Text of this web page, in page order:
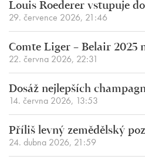
Louis Roederer vstupuje
29. července 2026, 21:46
Comte Liger – Belair 2025
22. června 2026, 22:31
Dosáž nejlepších
14. června 2026, 13:53
Příliš levný zemědělský
24. dubna 2026, 21:59